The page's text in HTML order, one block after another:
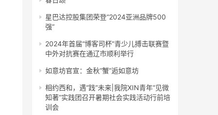
星巴达控股集团荣登“2024亚洲品牌500
强”
2024年首届“博客司杯”青少儿搏击联赛暨
中外对抗赛在通辽市顺利举行
如意坊官宣：金秋“蟹”逅如意坊
相约西和，遇“践”未来|我院XIN青年“见微
知著”实践团召开暑期社会实践活动行前培
训会